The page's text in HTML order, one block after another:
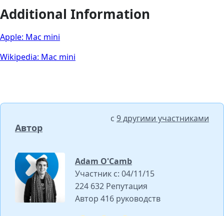
Additional Information
Apple: Mac mini
Wikipedia: Mac mini
Автор
с 9 другими участниками
Adam O'Camb
Участник с: 04/11/15
224 632 Репутация
Автор 416 руководств